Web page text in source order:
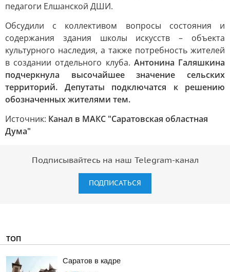
педагоги Елшанской ДШИ.
Обсудили с коллективом вопросы состояния и
содержания здания школы искусств – объекта
культурного наследия, а также потребность жителей
в создании отдельного клуба. Антонина Галяшкина
подчеркнула высочайшее значение сельских
территорий. Депутаты подключатся к решению
обозначенных жителями тем.
Источник: Канал в МАКС "Саратовская областная
Дума"
Подписывайтесь на наш Telegram-канал
ПОДПИСАТЬСЯ
ТОП
Саратов в кадре